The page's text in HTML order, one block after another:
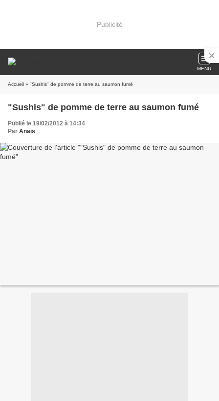
Publicité
MENU
Accueil » "Sushis" de pomme de terre au saumon fumé
"Sushis" de pomme de terre au saumon fumé
Publié le 19/02/2012 à 14:34
Par Anaïs